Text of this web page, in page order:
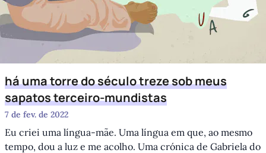
há uma torre do século treze sob meus
sapatos terceiro-mundistas
7 de fev. de 2022
Eu criei uma língua-mãe. Uma língua em que, ao mesmo
tempo, dou a luz e me acolho. Uma crónica de Gabriela do